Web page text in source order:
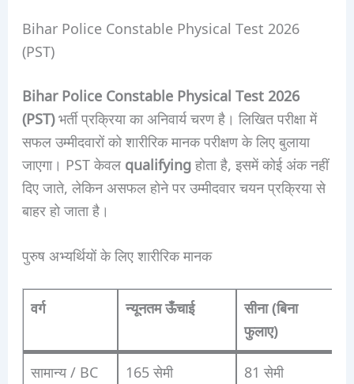
Bihar Police Constable Physical Test 2026
(PST)
Bihar Police Constable Physical Test 2026
(PST)भर्ती प्रक्रिया का अनिवार्य चरण है। लिखित परीक्षा में
सफल उम्मीदवारों को शारीरिक मानक परीक्षण के लिए बुलाया
जाएगा। PST केवल qualifyingहोता है, इसमें कोई अंक नहीं
दिए जाते, लेकिन असफल होने पर उम्मीदवार चयन प्रक्रिया से
बाहर हो जाता है।
पुरुष अभ्यर्थियों के लिए शारीरिक मानक
वर्ग न्यूनतम ऊँचाई
सीना (बिना
फुलाए)
सामान्य / BC 165 सेमी 81 सेमी